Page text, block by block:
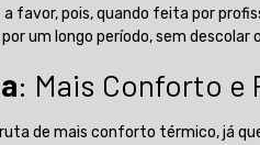
favor, pois, quando feita por
um longo período, sem descolar
: Mais Conforto e
de mais conforto térmico, já